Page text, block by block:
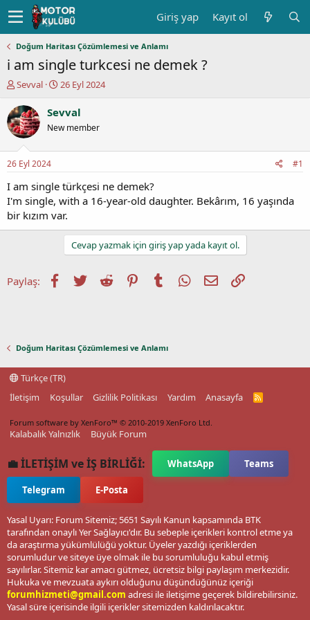
Giriş yap Kayıt ol
Doğum Haritası Çözümlemesi ve Anlamı
i am single turkcesi ne demek ?
K
n
u
y
b
a
ş
a
t
a
Sevval
B
ş
a
ç
a
r
i
26 Eyl 2024
Sevval
New member
26 Eyl 2024 #1
I am single türkçesi ne demek?
I'm single, with a 16-year-old daughter. Bekârım, 16 yaşında
bir kızım var.
Cevap yazmak için giriş yap yada kayıt ol.
Paylaş: Facebook
TwitterReddit PinterestTumblrWhatsApp
E-postaLink
Doğum Haritası Çözümlemesi ve Anlamı
Türkçe (TR)
İletişim
Koşullar Gizlilik Politikası Yardım Anasayfa
R
Forum software by XenForo™ © 2010-2019 XenForo Ltd.
Kalabalık Yalnızlık Büyük Forum
💼 İLETİŞİM ve İŞ BİRLİĞİ: WhatsApp Teams
Telegram E-Posta
Yasal Uyarı: Forum Sitemiz; 5651 Sayılı Kanun kapsamında BTK
tarafından onaylı Yer Sağlayıcı'dır. Bu sebeple içerikleri kontrol etme ya
da araştırma yükümlülüğü yoktur. Üyeler yazdığı içeriklerden
sorumludur ve siteye üye olmak ile bu sorumluluğu kabul etmiş
sayılırlar. Sitemiz kar amacı gütmez, ücretsiz bilgi paylaşım merkezidir.
Hukuka ve mevzuata aykırı olduğunu düşündüğünüz içeriği
forumhizmeti@gmail.com adresi ile iletişime geçerek bildirebilirsiniz.
Yasal süre içerisinde ilgili içerikler sitemizden kaldırılacaktır.